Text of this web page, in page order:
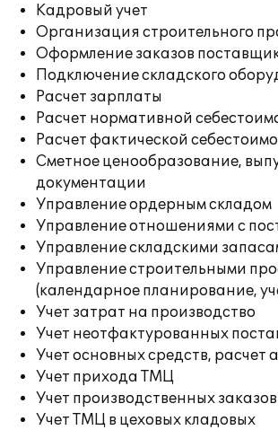
Кадровый учет
Организация строительного
Оформление заказов
Подключение складского
Расчет зарплаты
Расчет нормативной
Расчет фактической
Сметное ценообразование,
документации
Управление ордерным складом
Управление отношениями с
Управление складскими
Управление строительными
(календарное планирование,
Учет затрат на производство
Учет неотфактурованных
Учет основных средств, расчет
Учет прихода ТМЦ
Учет производственных заказов
Учет ТМЦ в цеховых кладовых